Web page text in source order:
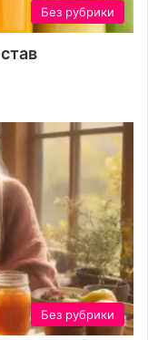
Без рубрики
Без рубрики